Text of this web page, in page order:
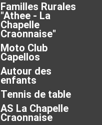
Familles Rurales
"Athee - La
Chapelle
Craonnaise"
Moto Club
Capellos
Autour des
enfants
Tennis de table
AS La Chapelle
Craonnaise